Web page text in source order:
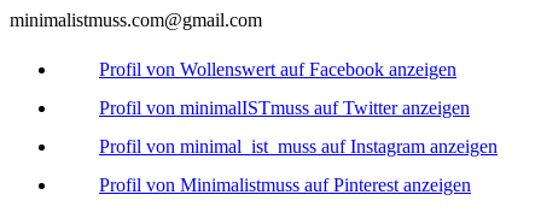
minimalistmuss.com@gmail.com
Profil von Wollenswert auf Facebook anzeigen
Profil von minimalISTmuss auf Twitter anzeigen
Profil von minimal_ist_muss auf Instagram anzeigen
Profil von Minimalistmuss auf Pinterest anzeigen